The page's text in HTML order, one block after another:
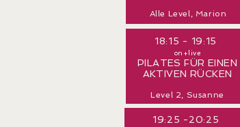
Alle Level, Marion
18:15 - 19:15
on+live
PILATES FÜR EINEN
AKTIVEN RÜCKEN
Level 2, Susanne
19:25 -20:25